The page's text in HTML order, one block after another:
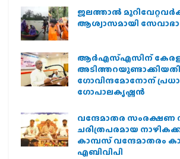
ജലത്താല്‍
ആശ്വാസമായി
ആര്‍എസ്എസിന്
ഗോവിന്ദമോനോന്
ഗോപാലകൃഷ്ണന്‍
വന്ദേമാതര സംരക്ഷണ
ചരിത്രപരമായ
കാമ്പസ് വന്ദേമാതരം
എബിവിപി